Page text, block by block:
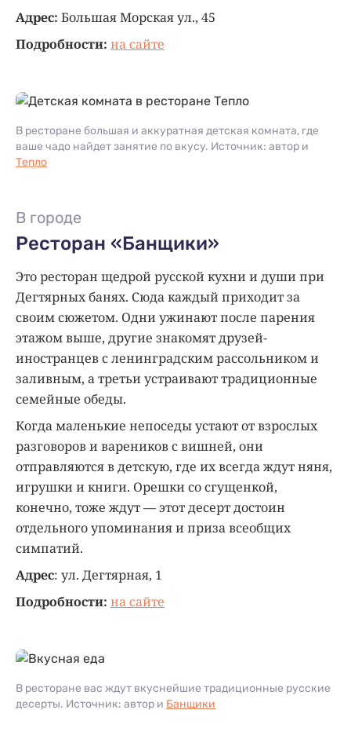
Адрес: Большая Морская ул., 45
Подробности: на сайте
В ресторане большая и аккуратная детская комната, где
ваше чадо найдет занятие по вкусу. Источник: автор и
Тепло
В городе
Ресторан «Банщики»
Это ресторан щедрой русской кухни и души при
Дегтярных банях. Сюда каждый приходит за
своим сюжетом. Одни ужинают после парения
этажом выше, другие знакомят друзей-
иностранцев с ленинградским рассольником и
заливным, а третьи устраивают традиционные
семейные обеды.
Когда маленькие непоседы устают от взрослых
разговоров и вареников с вишней, они
отправляются в детскую, где их всегда ждут няня,
игрушки и книги. Орешки со сгущенкой,
конечно, тоже ждут — этот десерт достоин
отдельного упоминания и приза всеобщих
симпатий.
Адрес: ул. Дегтярная, 1
Подробности: на сайте
В ресторане вас ждут вкуснейшие традиционные русские
десерты. Источник: автор и Банщики